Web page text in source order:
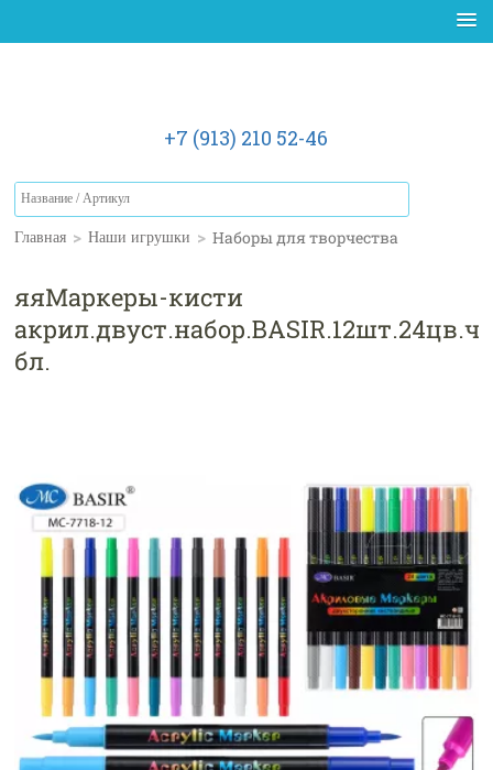
+7 (913) 210 52-46
Главная > Наши игрушки > Наборы для творчества
яяМаркеры-кисти
бл.